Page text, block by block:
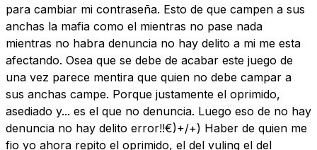
para cambiar mi contraseña. Esto de que campen a sus
anchas la mafia como el mientras no pase nada
mientras no habra denuncia no hay delito a mi me esta
afectando. Osea que se debe de acabar este juego de
una vez parece mentira que quien no debe campar a
sus anchas campe. Porque justamente el oprimido,
asediado y... es el que no denuncia. Luego eso de no hay
denuncia no hay delito error!!€)+/+) Haber de quien me
fio yo ahora repito el oprimido, el del vuling el del